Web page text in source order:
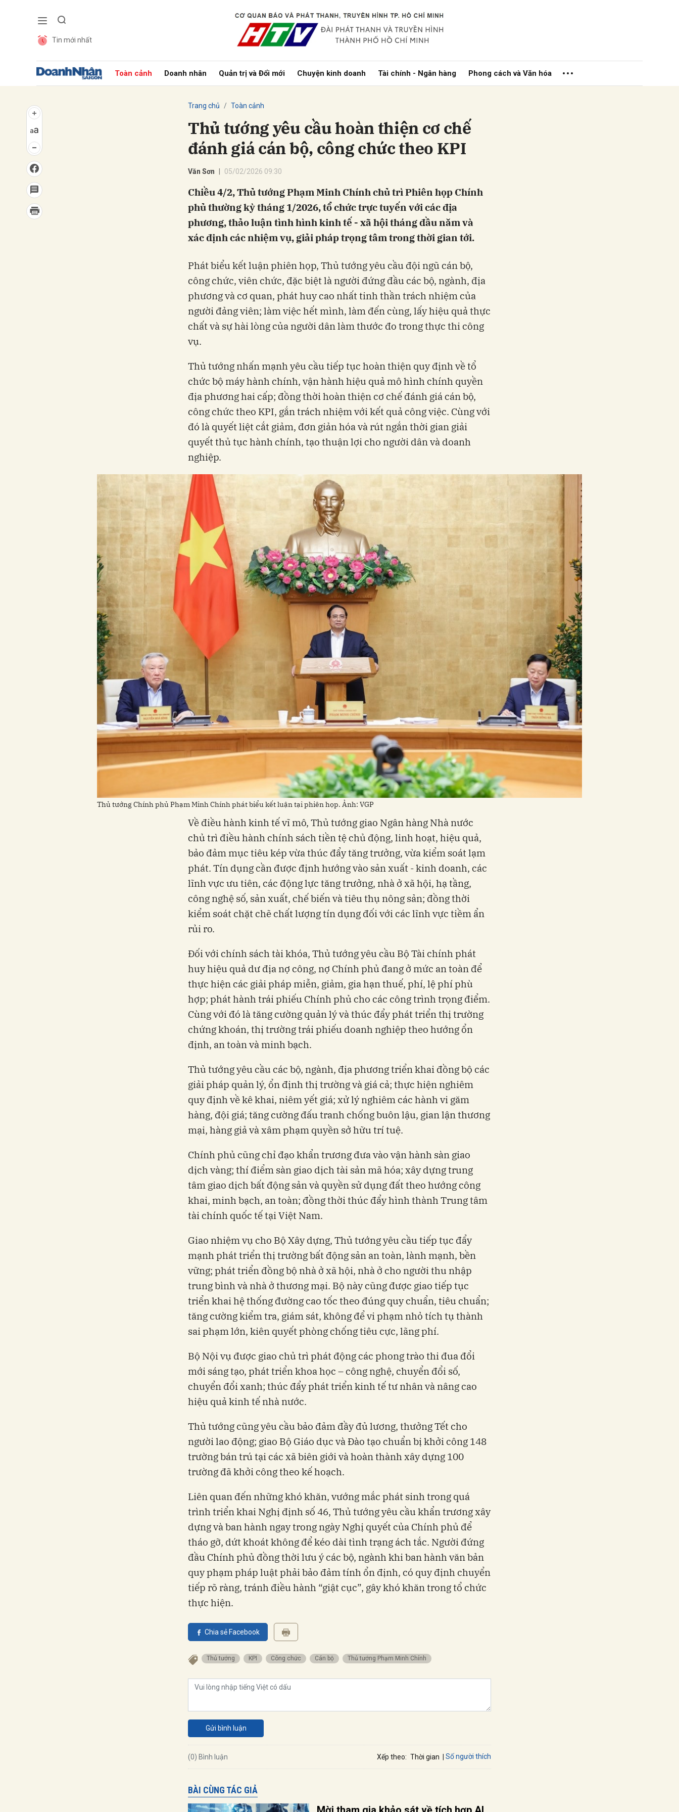
Tin mới nhất
Toàn cảnh Doanh nhân Quản trị và Đổi mới Chuyện kinh doanh Tài chính - Ngân hàng Phong cách và Văn hóa
Trang chủ Toàn cảnh
Thủ tướng yêu cầu hoàn thiện cơ chế
đánh giá cán bộ, công chức theo KPI
Văn Sơn 05/02/2026 09:30
Chiều 4/2, Thủ tướng Phạm Minh Chính chủ trì Phiên họp Chính
phủ thường kỳ tháng 1/2026, tổ chức trực tuyến với các địa
phương, thảo luận tình hình kinh tế - xã hội tháng đầu năm và
xác định các nhiệm vụ, giải pháp trọng tâm trong thời gian tới.
Phát biểu kết luận phiên họp, Thủ tướng yêu cầu đội ngũ cán bộ,
công chức, viên chức, đặc biệt là người đứng đầu các bộ, ngành, địa
phương và cơ quan, phát huy cao nhất tinh thần trách nhiệm của
người đảng viên; làm việc hết mình, làm đến cùng, lấy hiệu quả thực
chất và sự hài lòng của người dân làm thước đo trong thực thi công
vụ.
Thủ tướng nhấn mạnh yêu cầu tiếp tục hoàn thiện quy định về tổ
chức bộ máy hành chính, vận hành hiệu quả mô hình chính quyền
địa phương hai cấp; đồng thời hoàn thiện cơ chế đánh giá cán bộ,
công chức theo KPI, gắn trách nhiệm với kết quả công việc. Cùng với
đó là quyết liệt cắt giảm, đơn giản hóa và rút ngắn thời gian giải
quyết thủ tục hành chính, tạo thuận lợi cho người dân và doanh
nghiệp.
Thủ tướng Chính phủ Phạm Minh Chính phát biểu kết luận tại phiên họp. Ảnh: VGP
Về điều hành kinh tế vĩ mô, Thủ tướng giao Ngân hàng Nhà nước
chủ trì điều hành chính sách tiền tệ chủ động, linh hoạt, hiệu quả,
bảo đảm mục tiêu kép vừa thúc đẩy tăng trưởng, vừa kiểm soát lạm
phát. Tín dụng cần được định hướng vào sản xuất - kinh doanh, các
lĩnh vực ưu tiên, các động lực tăng trưởng, nhà ở xã hội, hạ tầng,
công nghệ số, sản xuất, chế biến và tiêu thụ nông sản; đồng thời
kiểm soát chặt chẽ chất lượng tín dụng đối với các lĩnh vực tiềm ẩn
rủi ro.
Đối với chính sách tài khóa, Thủ tướng yêu cầu Bộ Tài chính phát
huy hiệu quả dư địa nợ công, nợ Chính phủ đang ở mức an toàn để
thực hiện các giải pháp miễn, giảm, gia hạn thuế, phí, lệ phí phù
hợp; phát hành trái phiếu Chính phủ cho các công trình trọng điểm.
Cùng với đó là tăng cường quản lý và thúc đẩy phát triển thị trường
chứng khoán, thị trường trái phiếu doanh nghiệp theo hướng ổn
định, an toàn và minh bạch.
Thủ tướng yêu cầu các bộ, ngành, địa phương triển khai đồng bộ các
giải pháp quản lý, ổn định thị trường và giá cả; thực hiện nghiêm
quy định về kê khai, niêm yết giá; xử lý nghiêm các hành vi găm
hàng, đội giá; tăng cường đấu tranh chống buôn lậu, gian lận thương
mại, hàng giả và xâm phạm quyền sở hữu trí tuệ.
Chính phủ cũng chỉ đạo khẩn trương đưa vào vận hành sàn giao
dịch vàng; thí điểm sàn giao dịch tài sản mã hóa; xây dựng trung
tâm giao dịch bất động sản và quyền sử dụng đất theo hướng công
khai, minh bạch, an toàn; đồng thời thúc đẩy hình thành Trung tâm
tài chính quốc tế tại Việt Nam.
Giao nhiệm vụ cho Bộ Xây dựng, Thủ tướng yêu cầu tiếp tục đẩy
mạnh phát triển thị trường bất động sản an toàn, lành mạnh, bền
vững; phát triển đồng bộ nhà ở xã hội, nhà ở cho người thu nhập
trung bình và nhà ở thương mại. Bộ này cũng được giao tiếp tục
triển khai hệ thống đường cao tốc theo đúng quy chuẩn, tiêu chuẩn;
tăng cường kiểm tra, giám sát, không để vi phạm nhỏ tích tụ thành
sai phạm lớn, kiên quyết phòng chống tiêu cực, lãng phí.
Bộ Nội vụ được giao chủ trì phát động các phong trào thi đua đổi
mới sáng tạo, phát triển khoa học – công nghệ, chuyển đổi số,
chuyển đổi xanh; thúc đẩy phát triển kinh tế tư nhân và nâng cao
hiệu quả kinh tế nhà nước.
Thủ tướng cũng yêu cầu bảo đảm đầy đủ lương, thưởng Tết cho
người lao động; giao Bộ Giáo dục và Đào tạo chuẩn bị khởi công 148
trường bán trú tại các xã biên giới và hoàn thành xây dựng 100
trường đã khởi công theo kế hoạch.
Liên quan đến những khó khăn, vướng mắc phát sinh trong quá
trình triển khai Nghị định số 46, Thủ tướng yêu cầu khẩn trương xây
dựng và ban hành ngay trong ngày Nghị quyết của Chính phủ để
tháo gỡ, dứt khoát không để kéo dài tình trạng ách tắc. Người đứng
đầu Chính phủ đồng thời lưu ý các bộ, ngành khi ban hành văn bản
quy phạm pháp luật phải bảo đảm tính ổn định, có quy định chuyển
tiếp rõ ràng, tránh điều hành “giật cục”, gây khó khăn trong tổ chức
thực hiện.
Chia sẻ Facebook
Thủ tướng KPI Công chức Cán bộ Thủ tướng Phạm Minh Chính
Gửi bình luận
(0) Bình luận Xếp theo: Thời gian Số người thích
BÀI CÙNG TÁC GIẢ